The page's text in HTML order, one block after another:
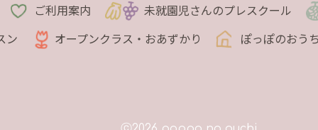
ご利用案内 未就園児さんのプレスクール
ン
オープンクラス・おあずかり ぽっぽのおう